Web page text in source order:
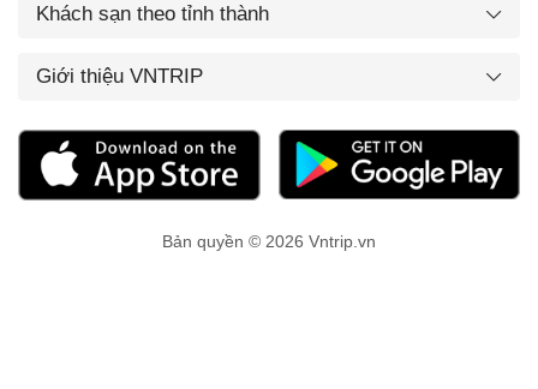
Khách sạn theo tỉnh thành
Giới thiệu VNTRIP
Bản quyền © 2026 Vntrip.vn